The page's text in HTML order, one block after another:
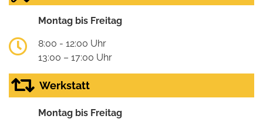
Montag bis Freitag
8:00 - 12:00 Uhr
13:00 – 17:00 Uhr
Werkstatt
Montag bis Freitag